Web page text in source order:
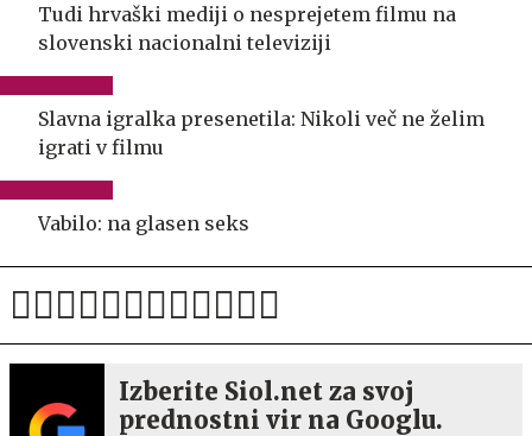
Tudi hrvaški mediji o nesprejetem filmu na
slovenski nacionalni televiziji
Slavna igralka presenetila: Nikoli več ne želim
igrati v filmu
Vabilo: na glasen seks
Izberite Siol.net za svoj
prednostni vir na Googlu.